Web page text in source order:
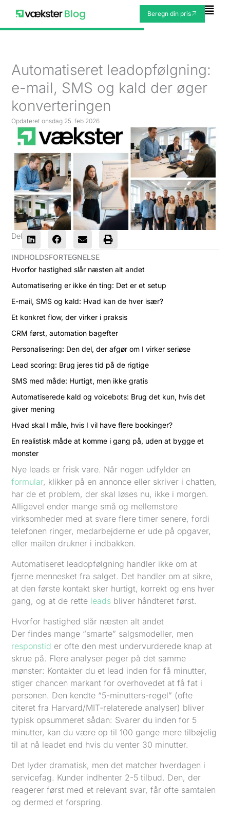
indholdet
Beregn din pris
Automatiseret leadopfølgning:
e-mail, SMS og kald der øger
konverteringen
Opdateret onsdag 25. feb 2026
Del
INDHOLDSFORTEGNELSE
Hvorfor hastighed slår næsten alt andet
Automatisering er ikke én ting: Det er et setup
E-mail, SMS og kald: Hvad kan de hver især?
Et konkret flow, der virker i praksis
CRM først, automation bagefter
Personalisering: Den del, der afgør om I virker seriøse
Lead scoring: Brug jeres tid på de rigtige
SMS med måde: Hurtigt, men ikke gratis
Automatiserede kald og voicebots: Brug det kun, hvis det
giver mening
Hvad skal I måle, hvis I vil have flere bookinger?
En realistisk måde at komme i gang på, uden at bygge et
monster
Nye leads er frisk vare. Når nogen udfylder en
formular, klikker på en annonce eller skriver i chatten,
har de et problem, der skal løses nu, ikke i morgen.
Alligevel ender mange små og mellemstore
virksomheder med at svare flere timer senere, fordi
telefonen ringer, medarbejderne er ude på opgaver,
eller mailen drukner i indbakken.
Automatiseret leadopfølgning handler ikke om at
fjerne mennesket fra salget. Det handler om at sikre,
at den første kontakt sker hurtigt, korrekt og ens hver
gang, og at de rette leads bliver håndteret først.
Hvorfor hastighed slår næsten alt andet
Der findes mange “smarte” salgsmodeller, men
responstid er ofte den mest undervurderede knap at
skrue på. Flere analyser peger på det samme
mønster: Kontakter du et lead inden for få minutter,
stiger chancen markant for overhovedet at få fat i
personen. Den kendte “5-minutters-regel” (ofte
citeret fra Harvard/MIT-relaterede analyser) bliver
typisk opsummeret sådan: Svarer du inden for 5
minutter, kan du være op til 100 gange mere tilbøjelig
til at nå leadet end hvis du venter 30 minutter.
Det lyder dramatisk, men det matcher hverdagen i
servicefag. Kunder indhenter 2-5 tilbud. Den, der
reagerer først med et relevant svar, får ofte samtalen
og dermed et forspring.